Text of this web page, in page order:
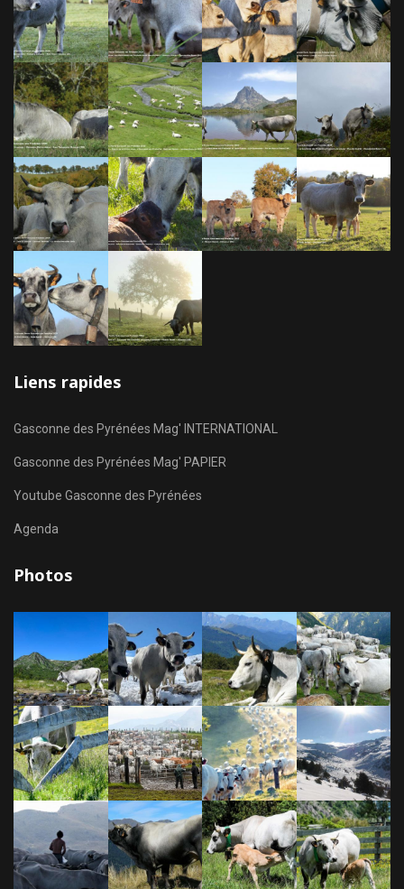
Liens rapides
Gasconne des Pyrénées Mag' INTERNATIONAL
Gasconne des Pyrénées Mag' PAPIER
Youtube Gasconne des Pyrénées
Agenda
Photos